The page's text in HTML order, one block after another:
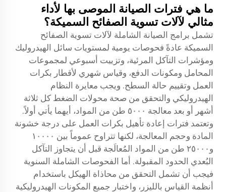
ما هي فترات الصيانة الموصى بها لأداء
مثالي لآلات تسوية الصفائح السميكة؟
تشمل برامج الصيانة الشاملة لآلات تسوية الصفائح
السميكة عادةً فحوصات يومية لمستويات سائل الهيدروليك
ومؤشرات التآكل المرئية، وتزييت أسبوعي لمجموعات
المحامل ومكونات الدفع، وقياس شهري لأقطار بكرات
العمل وتقييم حالة السطح. ويجب معايرة النظام
الهيدروليكي والتحقق من صحة محولات الضغط كل ثلاثة
أشهر أو بعد معالجة ٥٠٠٠ طن من المواد، أيهما يأتي أولاً.
وتعتمد فترات إعادة تأهيل بكرات العمل على درجة خشونة
المادة وحجم المعالجة، لكنها تتراوح عموماً بين ١٠٠٠٠
و٢٥٠٠٠ طن من المواد المُعالَجة قبل أن يتجاوز التآكل
البُعدي الحدود المقبولة. أما الفحوصات الشاملة السنوية
فيجب أن تشمل التحقق من محاذاة الهيكل باستخدام
أنظمة القياس بالليزر، واختبار جميع المكونات الهيدروليكية